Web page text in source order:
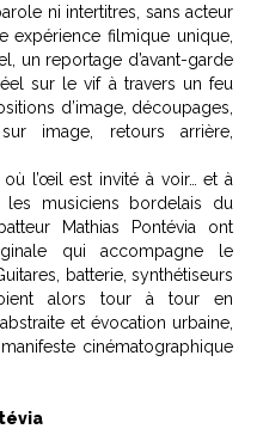
ni intertitres, sans acteur
expérience filmique unique,
un reportage d’avant-garde
sur le vif à travers un feu
d’image, découpages,
image, retours arrière,
l’œil est invité à voir… et à
les musiciens bordelais du
Mathias Pontévia ont
qui accompagne le
batterie, synthétiseurs
alors tour à tour en
et évocation urbaine,
cinématographique